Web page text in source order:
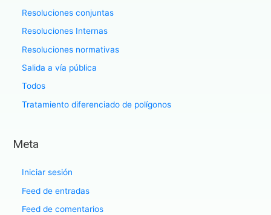
Resoluciones conjuntas
Resoluciones Internas
Resoluciones normativas
Salida a vía pública
Todos
Tratamiento diferenciado de polígonos
Meta
Iniciar sesión
Feed de entradas
Feed de comentarios